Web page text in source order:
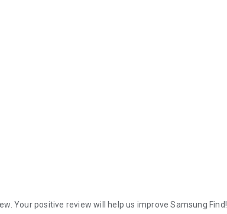
Your positive review will help us improve Samsung Find!